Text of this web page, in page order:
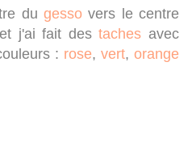
du gessovers le centre
j'ai fait destaches avec
: rose, vert, orange